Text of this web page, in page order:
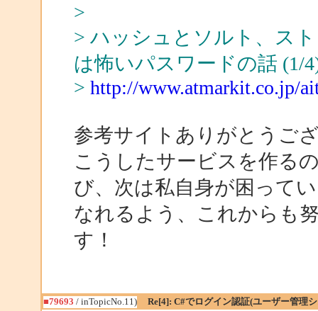
>
> ハッシュとソルト、ス
は怖いパスワードの話 (1/
> http://www.atmarkit.co.jp/
参考サイトありがとうご
こうしたサービスを作る
び、次は私自身が困って
なれるよう、これからも
す！
■79693 / inTopicNo.11) Re[4]: C#でログイン認証(ユーザー管理